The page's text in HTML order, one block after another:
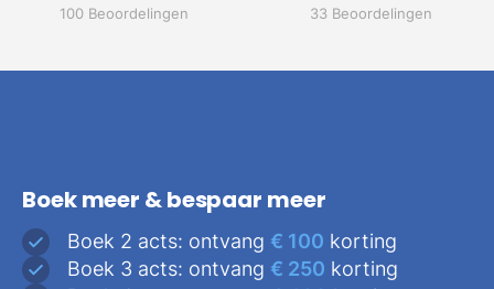
100 Beoordelingen 33 Beoordelingen
Boek meer & bespaar meer
Boek 2 acts: ontvang € 100 korting
Boek 3 acts: ontvang € 250 korting